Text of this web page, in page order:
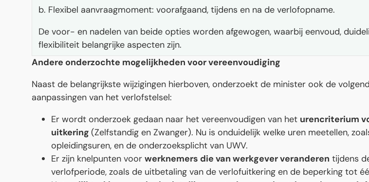
b. Flexibel aanvraagmoment: voorafgaand, tijdens en na de verlofopname.
De voor- en nadelen van beide opties worden afgewogen, waarbij eenvoud,
flexibiliteit belangrijke aspecten zijn.
Andere onderzochte mogelijkheden voor vereenvoudiging
Naast de belangrijkste wijzigingen hierboven, onderzoekt de minister ook de
aanpassingen van het verlofstelsel:
Er wordt onderzoek gedaan naar het vereenvoudigen van het urencriterium
uitkering (Zelfstandig en Zwanger). Nu is onduidelijk welke uren meetellen,
opleidingsuren, en de onderzoeksplicht van UWV.
Er zijn knelpunten voor werknemers die van werkgever veranderen tijdens
verlofperiode, zoals de uitbetaling van de verlofuitkering en de beperking tot